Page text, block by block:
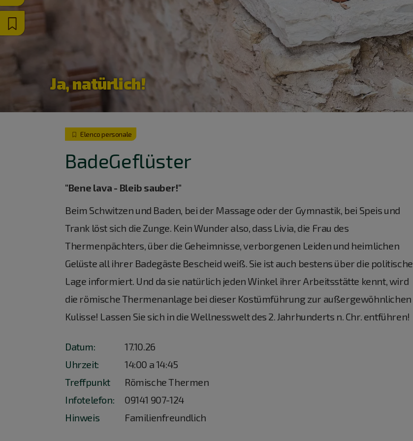
Ja, natürlich!
Elenco personale
BadeGeflüster
"Bene lava - Bleib sauber!"
Beim Schwitzen und Baden, bei der Massage oder der Gymnastik, bei Speis und
Trank löst sich die Zunge. Kein Wunder also, dass Livia, die Frau des
Thermenpächters, über die Geheimnisse, verborgenen Leiden und heimlichen
Gelüste all ihrer Badegäste Bescheid weiß. Sie ist auch bestens über die politische
Lage informiert. Und da sie natürlich jeden Winkel ihrer Arbeitsstätte kennt, wird
die römische Thermenanlage bei dieser Kostümführung zur außergewöhnlichen
Kulisse! Lassen Sie sich in die Wellnesswelt des 2. Jahrhunderts n. Chr. entführen!
Datum:
17.10.26
Uhrzeit:
14:00 a 14:45
Treffpunkt
Römische Thermen
Infotelefon:
09141 907-124
Hinweis
Familienfreundlich